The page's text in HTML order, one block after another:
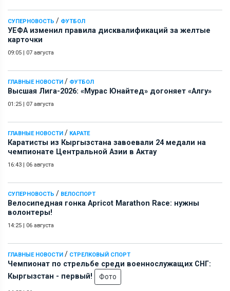
СУПЕРНОВОСТЬ / ФУТБОЛ
УЕФА изменил правила дисквалификаций за желтые
карточки
09:05 | 07 августа
ГЛАВНЫЕ НОВОСТИ / ФУТБОЛ
Высшая Лига-2026: «Мурас Юнайтед» догоняет «Алгу»
01:25 | 07 августа
ГЛАВНЫЕ НОВОСТИ / КАРАТЕ
Каратисты из Кыргызстана завоевали 24 медали на
чемпионате Центральной Азии в Актау
16:43 | 06 августа
СУПЕРНОВОСТЬ / ВЕЛОСПОРТ
Велосипедная гонка Apricot Marathon Race: нужны
волонтеры!
14:25 | 06 августа
ГЛАВНЫЕ НОВОСТИ / СТРЕЛКОВЫЙ СПОРТ
Чемпионат по стрельбе среди военнослужащих СНГ:
Кыргызстан - первый!
Фото